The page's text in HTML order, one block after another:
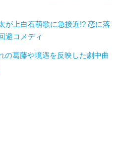
が上白石萌歌に急接近!? 恋に落
避コメディ
の葛藤や境遇を反映した劇中曲